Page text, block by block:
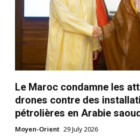
Le Maroc condamne les
drones contre des
pétrolières en Arabie
Moyen-Orient 29 July 2026